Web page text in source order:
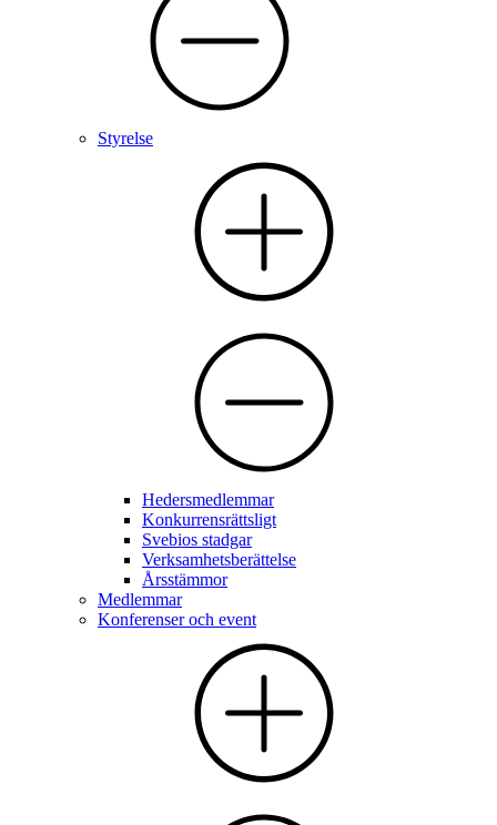
Styrelse
Hedersmedlemmar
Konkurrensrättsligt
Svebios stadgar
Verksamhetsberättelse
Årsstämmor
Medlemmar
Konferenser och event